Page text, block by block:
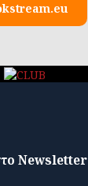
Newsletter